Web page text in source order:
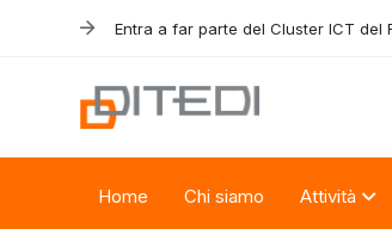
navigation
Entra a far parte del Cluster ICT del
Home Chi siamo Attività